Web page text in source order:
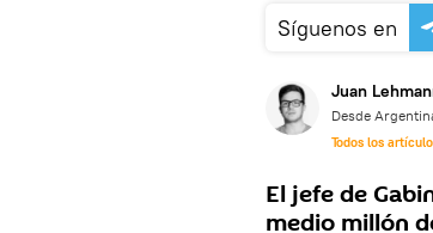
Síguenos en
Juan
Desde
Todos los
El jefe de
medio millón